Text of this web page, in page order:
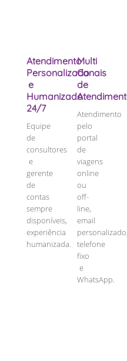
Atendimento
Personalizado
e
Humanizado
24/7
Equipe
de
consultores
e
gerente
de
contas
sempre
disponíveis,
experiência
humanizada.
Multi
Canais
de
Atendimento
pelo
portal
de
viagens
online
ou
off-
line,
email
telefone
fixo
e
WhatsApp.